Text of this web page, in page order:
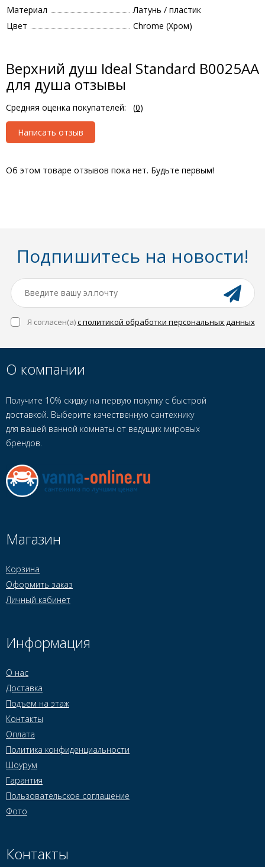
Материал
Латунь / пластик
Цвет
Chrome (Хром)
Верхний душ Ideal Standard B0025AA
для душа отзывы
Средняя оценка покупателей: (0)
Написать отзыв
Об этом товаре отзывов пока нет. Будьте первым!
Подпишитесь на новости!
Я согласен(a)с политикой обработки персональных данных
О компании
Получите 10% скидку на первую покупку с быстрой
доставкой. Выберите качественную сантехнику
для вашей ванной комнаты от ведущих мировых
брендов.
Магазин
Корзина
Оформить заказ
Личный кабинет
Информация
О нас
Доставка
Подъем на этаж
Контакты
Оплата
Политика конфиденциальности
Шоурум
Гарантия
Пользовательское соглашение
Фото
Контакты